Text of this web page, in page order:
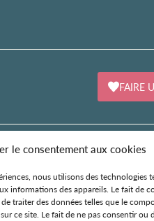
le consentement aux cookies
nous utilisons des technologies
informations des appareils. Le fait de
traiter des données telles que le
ce site. Le fait de ne pas consentir ou
FAIRE
106 avenue Émile Zola
75015 Paris